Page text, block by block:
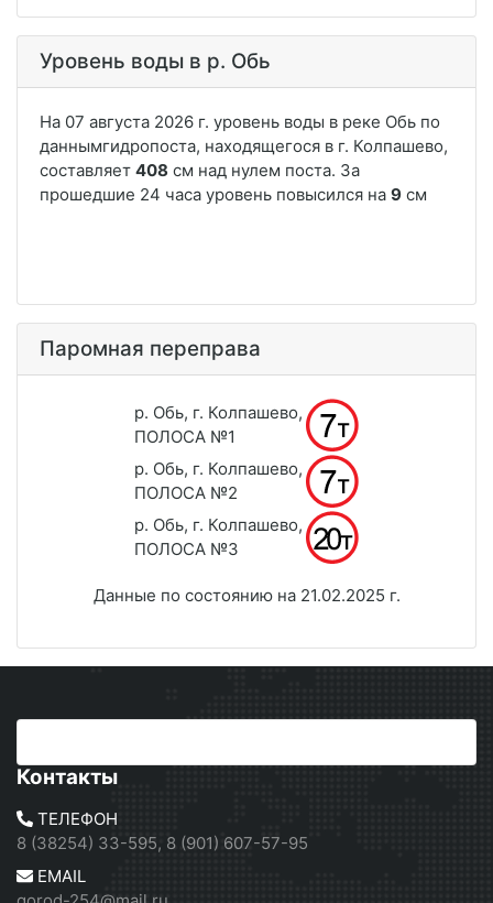
Уровень воды в р. Обь
Паромная переправа
р. Обь, г. Колпашево,
ПОЛОСА №1
р. Обь, г. Колпашево,
ПОЛОСА №2
р. Обь, г. Колпашево,
ПОЛОСА №3
Данные по состоянию на 21.02.2025 г.
Контакты
ТЕЛЕФОН
8 (38254) 33-595, 8 (901) 607-57-95
EMAIL